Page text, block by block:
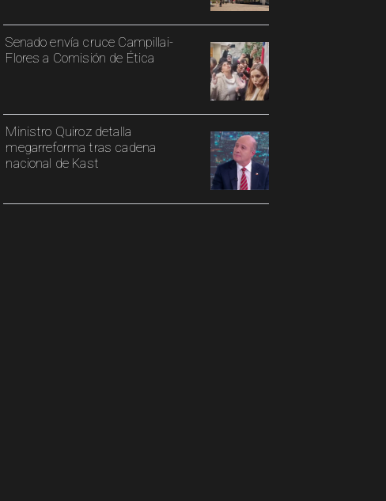
Senado envía cruce Campillai-
Flores a Comisión de Ética
Ministro Quiroz detalla
megarreforma tras cadena
nacional de Kast